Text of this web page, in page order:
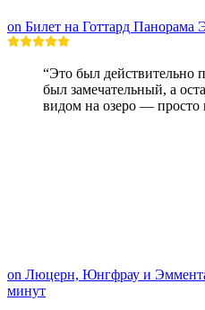
on Билет на Готтард Панорама
“Это был
был замечательный, а
видом на озеро — просто
on Люцерн, Юнгфрау и
минут